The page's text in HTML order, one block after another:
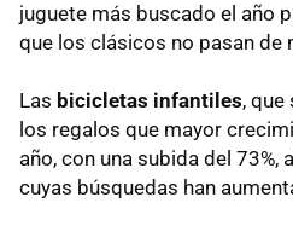
juguete más buscado el año
que los clásicos no pasan de
Las bicicletas infantiles, que
los regalos que mayor
año, con una subida del 73%,
cuyas búsquedas han